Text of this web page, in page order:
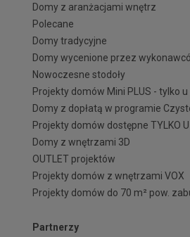
Domy z aranżacjami wnętrz
Polecane
Domy tradycyjne
Domy wycenione przez
Nowoczesne stodoły
Projekty domów Mini PLUS - tylko u
Domy z dopłatą w programie
Projekty domów dostępne TYLKO
Domy z wnętrzami 3D
OUTLET projektów
Projekty domów z wnętrzami VOX
Projekty domów do 70 m² pow.
Partnerzy